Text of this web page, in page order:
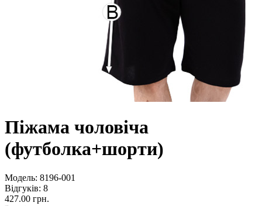
Піжама чоловіча
(футболка+шорти)
Модель: 8196-001
Відгуків: 8
427.00 грн.